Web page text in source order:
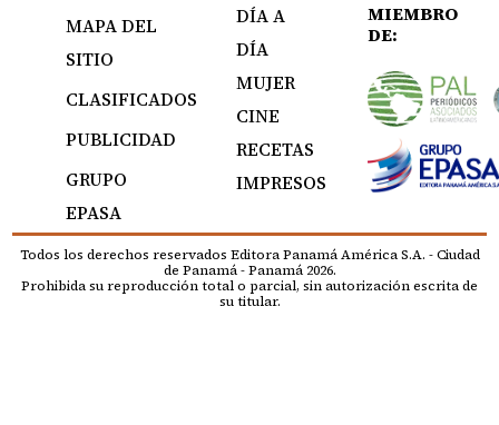
MAPA DEL
SITIO
CLASIFICADOS
PUBLICIDAD
GRUPO
EPASA
DÍA A
DÍA
MUJER
CINE
RECETAS
IMPRESOS
MIEMBRO
DE:
Todos los derechos reservados Editora Panamá América S.A. - Ciudad
de Panamá - Panamá 2026.
Prohibida su reproducción total o parcial, sin autorización escrita de
su titular.